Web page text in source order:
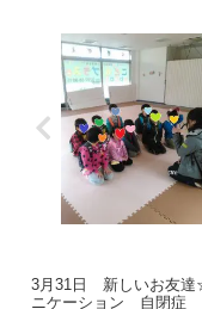
3月31日 新しいお友
ニケーション 自閉症